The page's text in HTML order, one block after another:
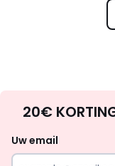
20€
Uw email